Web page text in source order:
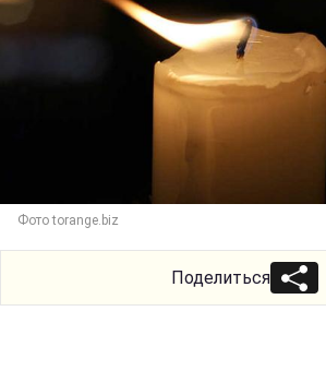
Фото torange.biz
Поделиться